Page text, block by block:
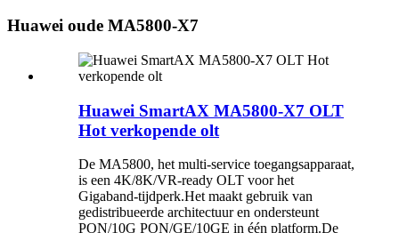
Huawei oude MA5800-X7
Huawei SmartAX MA5800-X7 OLT
Hot verkopende olt
De MA5800, het multi-service toegangsapparaat,
is een 4K/8K/VR-ready OLT voor het
Gigaband-tijdperk.Het maakt gebruik van
gedistribueerde architectuur en ondersteunt
PON/10G PON/GE/10GE in één platform.De